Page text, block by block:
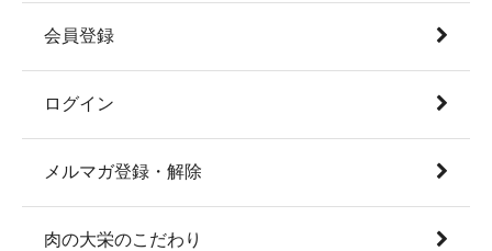
会員登録
ログイン
メルマガ登録・解除
肉の大栄のこだわり